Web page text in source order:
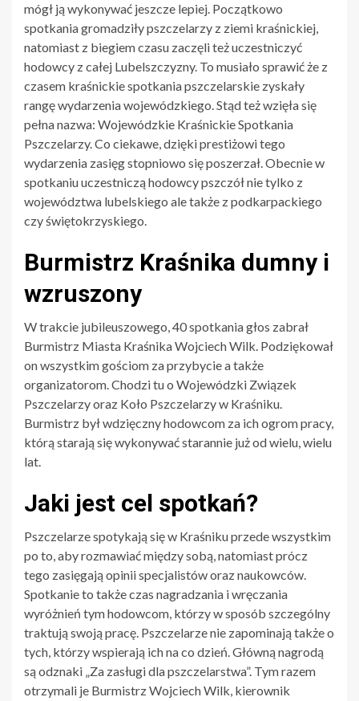
mógł ją wykonywać jeszcze lepiej. Początkowo
spotkania gromadziły pszczelarzy z ziemi kraśnickiej,
natomiast z biegiem czasu zaczęli też uczestniczyć
hodowcy z całej Lubelszczyzny. To musiało sprawić że z
czasem kraśnickie spotkania pszczelarskie zyskały
rangę wydarzenia wojewódzkiego. Stąd też wzięła się
pełna nazwa: Wojewódzkie Kraśnickie Spotkania
Pszczelarzy. Co ciekawe, dzięki prestiżowi tego
wydarzenia zasięg stopniowo się poszerzał. Obecnie w
spotkaniu uczestniczą hodowcy pszczół nie tylko z
województwa lubelskiego ale także z podkarpackiego
czy świętokrzyskiego.
Burmistrz Kraśnika dumny i
wzruszony
W trakcie jubileuszowego, 40 spotkania głos zabrał
Burmistrz Miasta Kraśnika Wojciech Wilk. Podziękował
on wszystkim gościom za przybycie a także
organizatorom. Chodzi tu o Wojewódzki Związek
Pszczelarzy oraz Koło Pszczelarzy w Kraśniku.
Burmistrz był wdzięczny hodowcom za ich ogrom pracy,
którą starają się wykonywać starannie już od wielu, wielu
lat.
Jaki jest cel spotkań?
Pszczelarze spotykają się w Kraśniku przede wszystkim
po to, aby rozmawiać między sobą, natomiast prócz
tego zasięgają opinii specjalistów oraz naukowców.
Spotkanie to także czas nagradzania i wręczania
wyróżnień tym hodowcom, którzy w sposób szczególny
traktują swoją pracę. Pszczelarze nie zapominają także o
tych, którzy wspierają ich na co dzień. Główną nagrodą
są odznaki „Za zasługi dla pszczelarstwa”. Tym razem
otrzymali je Burmistrz Wojciech Wilk, kierownik